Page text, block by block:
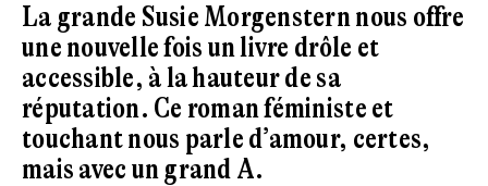
La grande Susie Morgenstern nous offre
une nouvelle fois un livre drôle et
accessible, à la hauteur de sa
réputation. Ce roman féministe et
touchant nous parle d’amour, certes,
mais avec un grand A.